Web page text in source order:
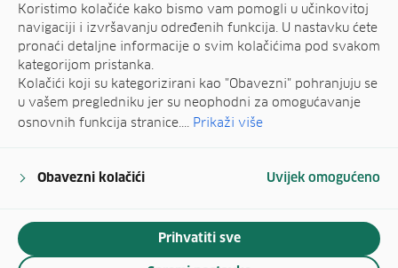
Koristimo kolačiće kako bismo vam pomogli u učinkovitoj
navigaciji i izvršavanju određenih funkcija. U nastavku ćete
pronaći detaljne informacije o svim kolačićima pod svakom
kategorijom pristanka.
Kolačići koji su kategorizirani kao "Obavezni" pohranjuju se
u vašem pregledniku jer su neophodni za omogućavanje
osnovnih funkcija stranice.... Prikaži više
Obavezni kolačići Uvijek omogućeno
Prihvatiti sve